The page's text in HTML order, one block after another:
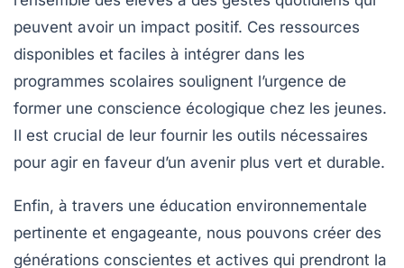
peuvent avoir un impact positif. Ces ressources
disponibles et faciles à intégrer dans les
programmes scolaires soulignent l’urgence de
former une conscience écologique chez les jeunes.
Il est crucial de leur fournir les outils nécessaires
pour agir en faveur d’un avenir plus vert et durable.
Enfin, à travers une éducation environnementale
pertinente et engageante, nous pouvons créer des
générations conscientes et actives qui prendront la